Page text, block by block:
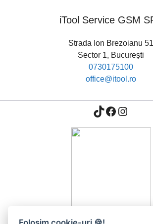
iTool Service GSM
Strada Ion Brezoianu 51
Sector 1, București
0730175100
office@itool.ro
TikTok
Facebook